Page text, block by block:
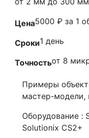
Цена5000 ₽ за 1
Сроки1 день
Точностьот 8
Примеры
мастер-модели,
Оборудование :
Solutionix CS2+